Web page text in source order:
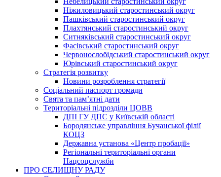
Ніжиловицький старостинський округ
Пашківський старостинський округ
Плахтянський старостинський округ
Ситняківський старостинський округ
Фасівський старостинський округ
Червонослобідський старостинський округ
Юрівський старостинський округ
Стратегія розвитку
Новини розроблення стратегії
Соціальний паспорт громади
Свята та пам’ятні дати
Територіальні підрозділи ЦОВВ
ДПІ ГУ ДПС у Київській області
Бородянське управління Бучанської філії
КОЦЗ
Державна установа «Центр пробації»
Регіональні територіальні органи
Нацсоцслужби
ПРО СЕЛИЩНУ РАДУ